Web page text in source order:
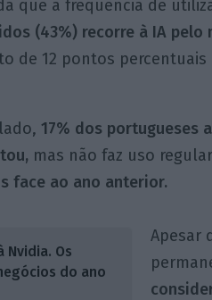
que a frequência de
(43%) recorre à IA pelo
de 12 pontos
17% dos portugueses
mas não faz uso
face ao ano anterior.
Nvidia. Os
do ano
Apesar